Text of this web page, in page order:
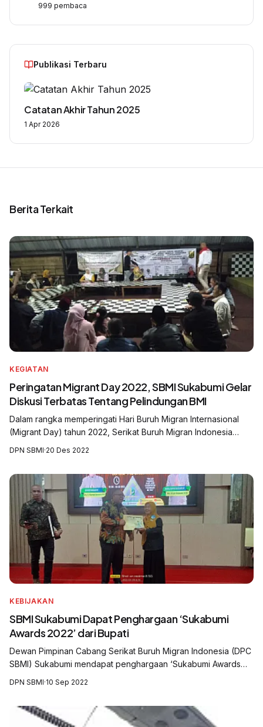
999 pembaca
Publikasi Terbaru
Catatan Akhir Tahun 2025
1 Apr 2026
Berita Terkait
KEGIATAN
Peringatan Migrant Day 2022, SBMI Sukabumi Gelar
Diskusi Terbatas Tentang Pelindungan BMI
Dalam rangka memperingati Hari Buruh Migran Internasional
(Migrant Day) tahun 2022, Serikat Buruh Migran Indonesia
DPN SBMI·20 Des 2022
KEBIJAKAN
SBMI Sukabumi Dapat Penghargaan ‘Sukabumi
Awards 2022’ dari Bupati
Dewan Pimpinan Cabang Serikat Buruh Migran Indonesia (DPC
SBMI) Sukabumi mendapat penghargaan ‘Sukabumi Awards
pemerintah dalam membantu pe...
DPN SBMI·10 Sep 2022